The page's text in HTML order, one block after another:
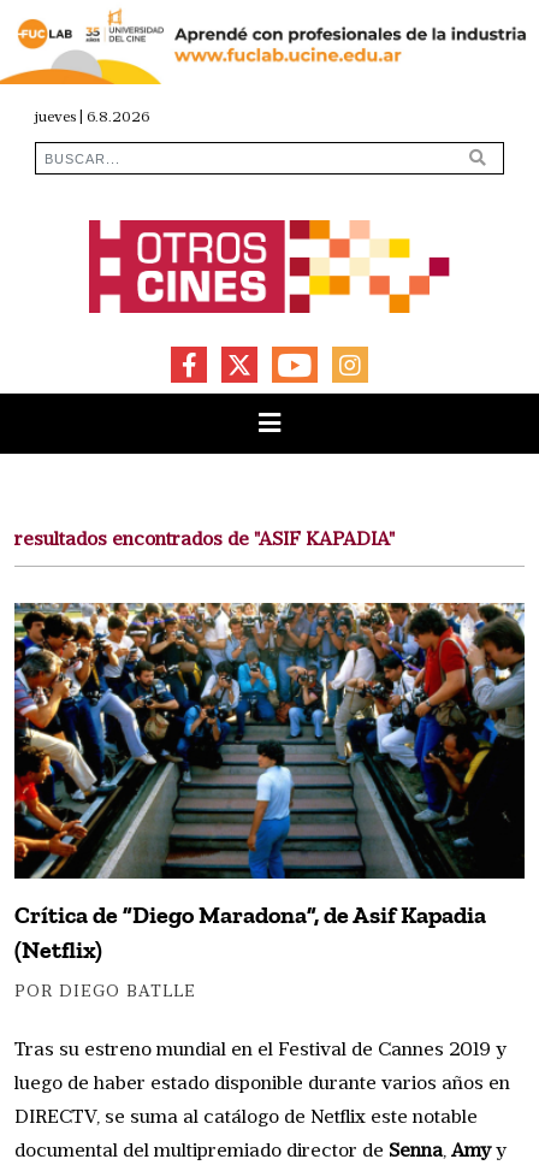
jueves | 6.8.2026
FACEBOOKYOUTUBEINSTAGRAM
resultados encontrados de "ASIF KAPADIA"
Crítica de ”Diego Maradona”, de Asif Kapadia
(Netflix)
POR DIEGO BATLLE
Tras su estreno mundial en el Festival de Cannes 2019 y
luego de haber estado disponible durante varios años en
DIRECTV, se suma al catálogo de Netflix este notable
documental del multipremiado director de Senna, Amyy